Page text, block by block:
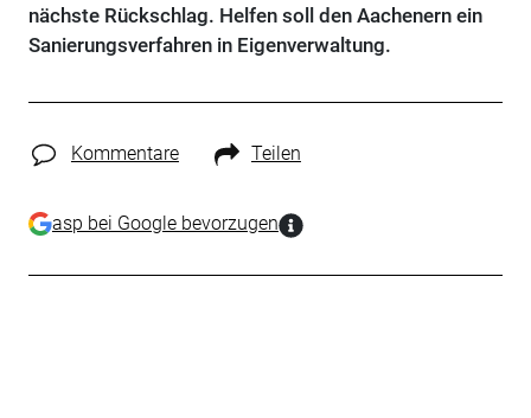
nächste Rückschlag. Helfen soll den Aachenern ein
Sanierungsverfahren in Eigenverwaltung.
Kommentare Teilen
asp bei Google bevorzugen